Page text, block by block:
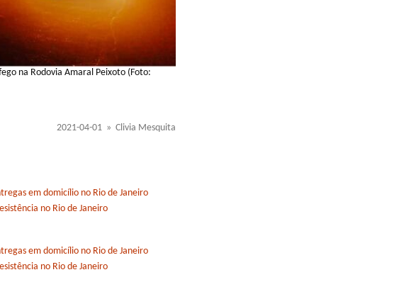
na Rodovia Amaral Peixoto (Foto:
2021-04-01 » Clivia Mesquita
em domicílio no Rio de Janeiro
no Rio de Janeiro
em domicílio no Rio de Janeiro
no Rio de Janeiro